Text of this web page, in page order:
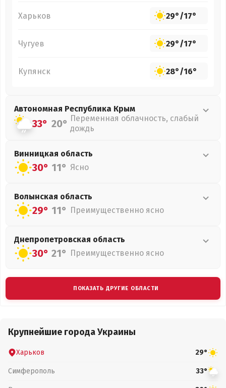
Харьков 29°/17°
Чугуев 29°/17°
Купянск 28°/16°
Автономная Республика Крым
33° 20° Переменная облачность, слабый
дождь
Винницкая область
30° 11° Ясно
Волынская область
29° 11° Преимущественно ясно
Днепропетровская область
30° 21° Преимущественно ясно
ПОКАЗАТЬ ДРУГИЕ ОБЛАСТИ
Крупнейшие города Украины
Харьков 29°
Симферополь 33°